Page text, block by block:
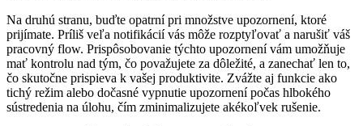
Na druhú stranu, buďte opatrní pri množstve upozornení, ktoré
prijímate. Príliš veľa notifikácií vás môže rozptyľovať a narušiť váš
pracovný flow. Prispôsobovanie týchto upozornení vám umožňuje
mať kontrolu nad tým, čo považujete za dôležité, a zanechať len to,
čo skutočne prispieva k vašej produktivite. Zvážte aj funkcie ako
tichý režim alebo dočasné vypnutie upozornení počas hlbokého
sústredenia na úlohu, čím zminimalizujete akékoľvek rušenie.